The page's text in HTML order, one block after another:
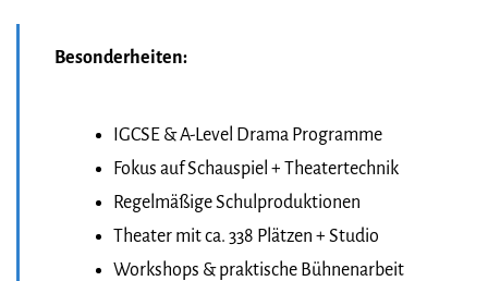
Besonderheiten:
IGCSE & A-Level Drama Programme
Fokus auf Schauspiel + Theatertechnik
Regelmäßige Schulproduktionen
Theater mit ca. 338 Plätzen + Studio
Workshops & praktische Bühnenarbeit